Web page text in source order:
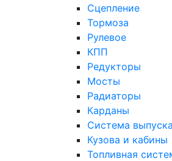
Сцепление
Тормоза
Рулевое
КПП
Редукторы
Мосты
Радиаторы
Карданы
Система
Кузова и кабины
Топливная